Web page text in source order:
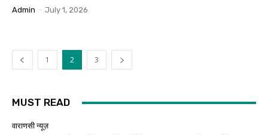
Admin - July 1, 2026
1 2 3
MUST READ
वाराणसी न्यूज़